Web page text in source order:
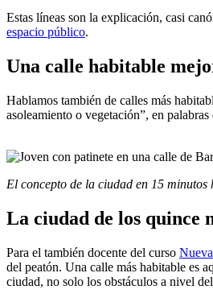
Estas líneas son la explicación, casi
espacio público.
Una calle habitable
Hablamos también de calles más
asoleamiento o vegetación”, en palabras
El concepto de la ciudad en 15 minutos
La ciudad de los quince
Para el también docente del curso
del peatón. Una calle más habitable es
ciudad, no solo los obstáculos a nivel